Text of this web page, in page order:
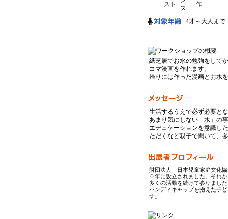
4才～大人まで
紙芝居でお水の勉強をして
コマ漫画を作れます。
帰りには作った漫画とお水
生活するうえで必ず必要と
あまり気にしない「水」の
エデュケーションを意識し
ただくなど親子で聞いて、
財団法人 日本児童家庭文化協
０年に設立されました。それ
多くの活動を続けて参りまし
ハンディキャップを抱えた子
す。